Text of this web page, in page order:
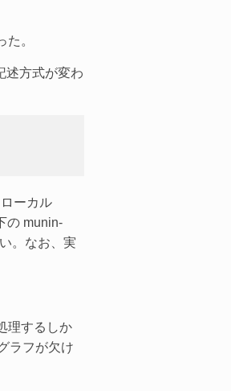
。
述方式が変わ
ーカル
の munin-
。なお、実
理するしか
ラフが欠け